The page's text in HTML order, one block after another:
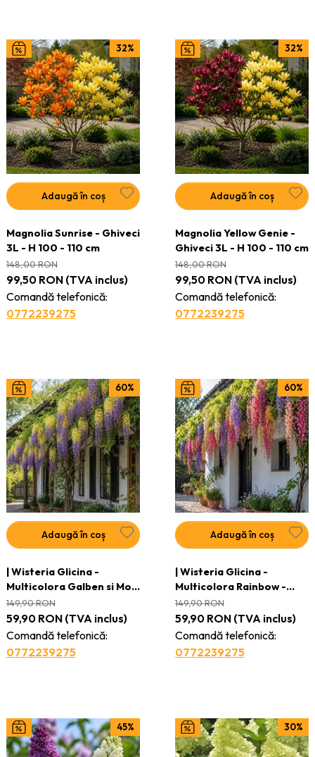
32%
Adaugă în coș
Magnolia Sunrise - Ghiveci
3L - H 100 - 110 cm
99,50 RON(TVA inclus)
Comandă telefonică:
0772239275
148,00RON
32%
Adaugă în coș
Magnolia Yellow Genie -
Ghiveci 3L - H 100 - 110 cm
99,50 RON(TVA inclus)
Comandă telefonică:
0772239275
148,00RON
60%
Adaugă în coș
| Wisteria Glicina -
Multicolora Galben si Mov
- Ghiveci 3L - 110 - 120 cm
59,90 RON(TVA inclus)
Comandă telefonică:
0772239275
149,90RON
60%
Adaugă în coș
| Wisteria Glicina -
Multicolora Rainbow -
Ghiveci 3L - 110 - 120 cm
59,90 RON(TVA inclus)
Comandă telefonică:
0772239275
149,90RON
45% 30%